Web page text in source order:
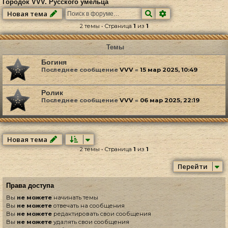
Городок VVV. Русского умельца
Новая тема Поиск Расширенный
2 темы • Страница1 из1
Темы
Богиня
Последнее сообщениеVVV «15 мар 2025, 10:49
Ролик
Последнее сообщениеVVV « 06 мар 2025, 22:19
Новая тема
2 темы • Страница 1из 1
Перейти
Права доступа
Вы не можетеначинать темы
Вы не можете отвечать на сообщения
Выне можетередактировать свои сообщения
Выне можетеудалять свои сообщения